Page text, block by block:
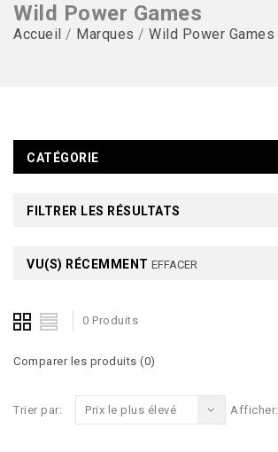
Wild Power Games
Accueil / Marques / Wild Power Games
CATÉGORIE
FILTRER LES RÉSULTATS
VU(S) RÉCEMMENT EFFACER
0 Produits
Comparer les produits (0)
Trier par: Prix le plus élevé Afficher: